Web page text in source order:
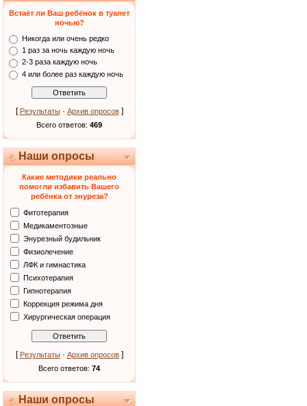
Встаёт ли Ваш ребёнок в туалет
ночью?
Никогда или очень редко
1 раз за ночь каждую ночь
2-3 раза каждую ночь
4 или более раз каждую ночь
[ Результаты· Архив опросов]
Всего ответов: 469
Наши опросы
Какие методики реально
помогли избавить Вашего
ребёнка от энуреза?
Фитотерапия
Медикаментозные
Энурезный будильник
Физиолечение
ЛФК и гимнастика
Психотерапия
Гипнотерапия
Коррекция режима дня
Хирургическая операция
[ Результаты· Архив опросов]
Всего ответов: 74
Наши опросы